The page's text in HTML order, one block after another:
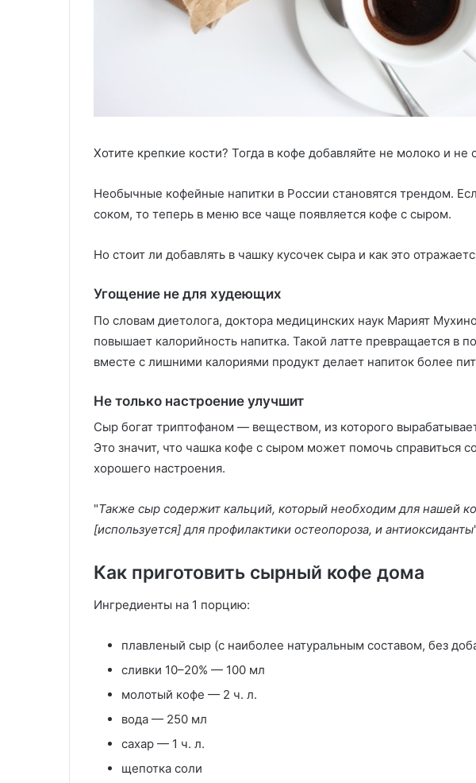
Хотите крепкие кости? Тогда в кофе добавляйте не молоко и не
Необычные кофейные напитки в России становятся трендом.
соком, то теперь в меню все чаще появляется кофе с сыром.
Но стоит ли добавлять в чашку кусочек сыра и как это
Угощение не для худеющих
По словам диетолога, доктора медицинских наук Марият
повышает калорийность напитка. Такой латте превращается в
вместе с лишними калориями продукт делает напиток более
Не только настроение улучшит
Сыр богат триптофаном — веществом, из которого
Это значит, что чашка кофе с сыром может помочь справиться
хорошего настроения.
"Также сыр содержит кальций, который необходим для нашей
[используется] для профилактики остеопороза, и антиоксиданты
Как приготовить сырный кофе дома
Ингредиенты на 1 порцию:
плавленый сыр (с наиболее натуральным составом, без
сливки 10–20% — 100 мл
молотый кофе — 2 ч. л.
вода — 250 мл
сахар — 1 ч. л.
щепотка соли